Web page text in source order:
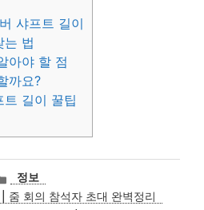
샤프트 길이
는 법
아야 할 점
까요?
길이 꿀팁
카
테
고
정보
줌 회의 참석자 초대 완벽정리